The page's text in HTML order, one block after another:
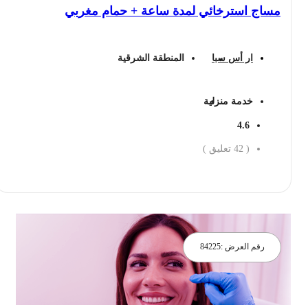
مساج استرخائي لمدة ساعة + حمام مغربي
ار أس سبا المنطقة الشرقية
خدمة منزلية
4.6
42 تعليق )
رقم العرض :84225